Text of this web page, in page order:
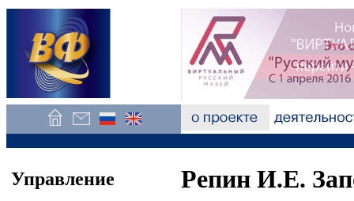
Управление Репин И.Е.